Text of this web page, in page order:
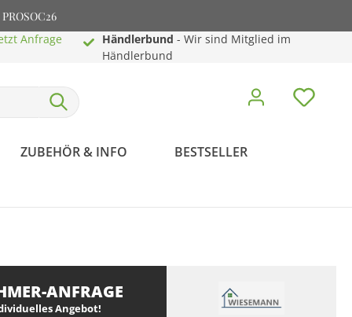
Anfrage
Händlerbund - Wir sind Mitglied im
Händlerbund
ZUBEHÖR & INFO BESTSELLER
ANFRAGE
Angebot!